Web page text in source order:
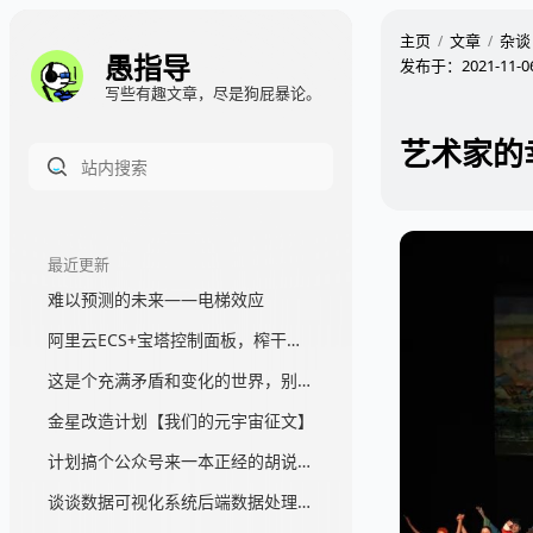
愚指导
写些有趣文章，尽是狗屁暴论。
最近更新
难以预测的未来——电梯效应
阿里云ECS+宝塔控制面板，榨干一台服务器，真香
这是个充满矛盾和变化的世界，别苛求完美
金星改造计划【我们的元宇宙征文】
计划搞个公众号来一本正经的胡说一通
谈谈数据可视化系统后端数据处理架构那块的事情
主页 文章
杂谈
发布于： 2021-11-
艺术家的